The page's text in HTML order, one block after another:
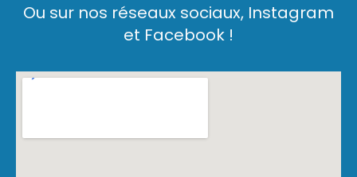
Ou sur nos réseaux sociaux, Instagram
et Facebook !